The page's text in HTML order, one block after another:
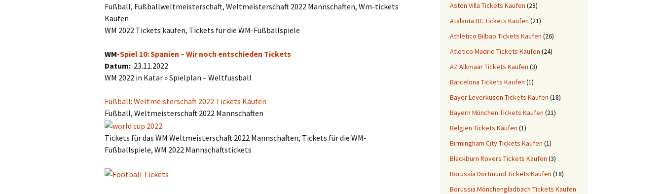
Fußball, Fußballweltmeisterschaft, Weltmeisterschaft 2022 Mannschaften, Wm-tickets
Kaufen
WM 2022 Tickets kaufen, Tickets für die WM-Fußballspiele
WM-Spiel 10: Spanien – Wir noch entschieden Tickets
Datum: 23.11.2022
WM 2022 in Katar » Spielplan – Weltfussball
Fußball: Weltmeisterschaft 2022 Tickets Kaufen
Fußball, Weltmeisterschaft 2022 Mannschaften
Tickets für das WM Weltmeisterschaft 2022 Mannschaften, Tickets für die WM-
Fußballspiele, WM 2022 Mannschaftstickets
Aston Villa Tickets Kaufen (28)
Atalanta BC Tickets Kaufen (21)
Athletico Bilbao Tickets Kaufen (26)
Atletico Madrid Tickets Kaufen (24)
AZ Alkmaar Tickets Kaufen (3)
Barcelona Tickets Kaufen (1)
Bayer Leverkusen Tickets Kaufen (18)
Bayern München Tickets Kaufen (21)
Belgien Tickets Kaufen (1)
Birmingham City Tickets Kaufen (1)
Blackburn Rovers Tickets Kaufen (3)
Borussia Dortmund Tickets Kaufen (18)
Borussia Mönchengladbach Tickets Kaufen